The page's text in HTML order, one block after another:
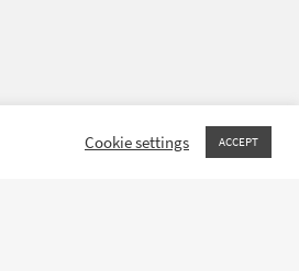
Cookie settings ACCEPT